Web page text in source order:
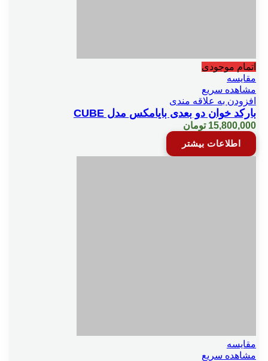
اتمام موجودی
مقایسه
مشاهده سریع
افزودن به علاقه مندی
بارکد خوان دو بعدی بایامکس مدل CUBE
15,800,000 تومان
اطلاعات بیشتر
مقایسه
مشاهده سریع